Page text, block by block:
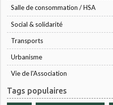
Salle de consommation / HSA
Social & solidarité
Transports
Urbanisme
Vie de l'Association
Tags populaires